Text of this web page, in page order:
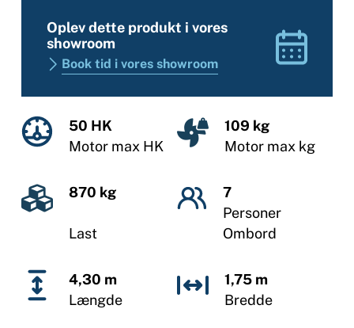
Oplev dette produkt i vores
showroom
Book tid i vores showroom
50 HK
Motor max HK
109 kg
Motor max kg
870 kg
Last
7
Personer
Ombord
4,30 m
Længde
1,75 m
Bredde